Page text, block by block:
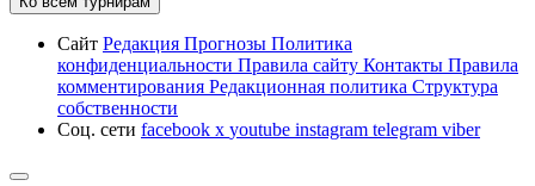
Сайт Редакция Прогнозы Политика
конфиденциальности Правила сайту Контакты Правила
комментирования Редакционная политика Структура
собственности
Соц. сети facebook x youtube instagram telegram viber